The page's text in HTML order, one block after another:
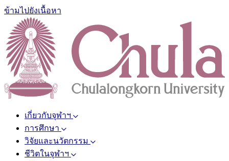
ข้ามไปยังเนื้อหา
เกี่ยวกับจุฬาฯ
การศึกษา
วิจัยและนวัตกรรม
ชีวิตในจุฬาฯ